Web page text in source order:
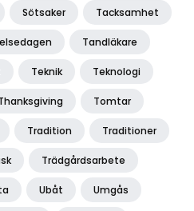
Sötsaker Tacksamhet
Tandläkare
Teknik Teknologi
Tomtar
Tradition Traditioner
Trädgårdsarbete
Ubåt Umgås